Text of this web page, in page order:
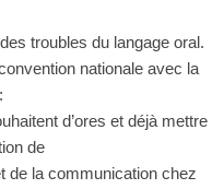
troubles du langage oral.
nationale avec la
d’ores et déjà mettre
de
de la communication chez